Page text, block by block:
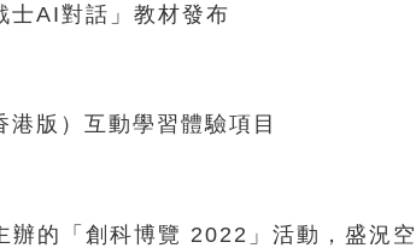
士AI對話」教材發布
版）互動學習體驗項目
辦的「創科博覽 2022」活動，盛況空